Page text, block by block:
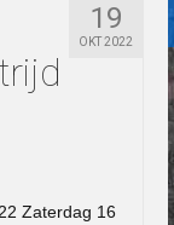
19
OKT 2022
Zaterdag 16